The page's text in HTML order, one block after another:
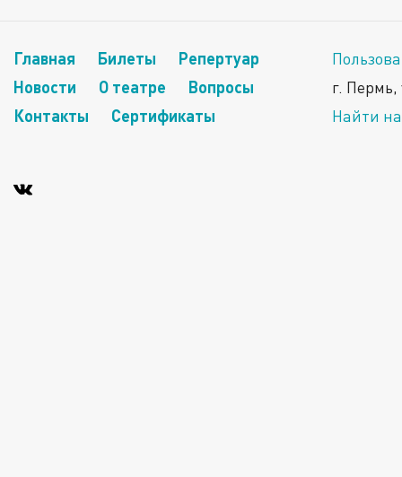
Главная Билеты
Репертуар
Новости
О театре
Вопросы
Контакты
Сертификаты
г.
Найти